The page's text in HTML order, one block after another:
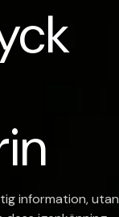
information, utan